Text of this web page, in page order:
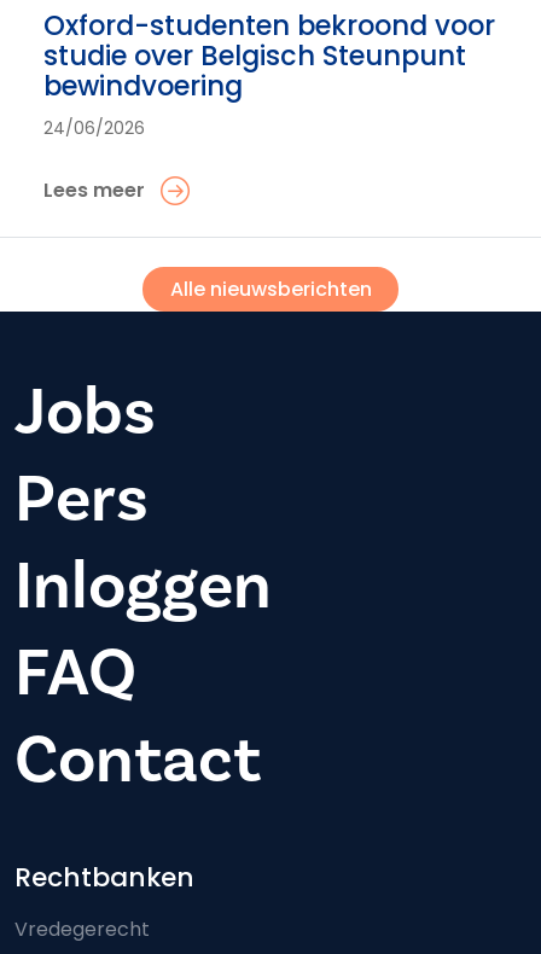
Oxford-studenten bekroond voor
studie over Belgisch Steunpunt
bewindvoering
24/06/2026
Lees meer
Alle nieuwsberichten
Jobs
Pers
Inloggen
FAQ
Contact
Footer-menu
Rechtbanken
Vredegerecht